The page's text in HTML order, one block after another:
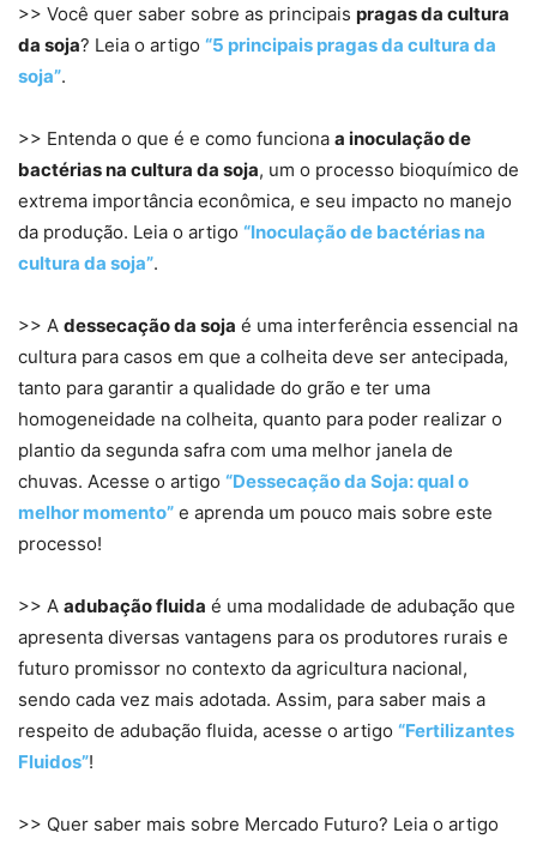
>> Você quer saber sobre as principais pragas da cultura
da soja? Leia o artigo “5 principais pragas da cultura da
soja”.
>> Entenda o que é e como funciona a inoculação de
bactérias na cultura da soja, um o processo bioquímico de
extrema importância econômica, e seu impacto no manejo
da produção. Leia o artigo “Inoculação de bactérias na
cultura da soja”.
>> A dessecação da soja é uma interferência essencial na
cultura para casos em que a colheita deve ser antecipada,
tanto para garantir a qualidade do grão e ter uma
homogeneidade na colheita, quanto para poder realizar o
plantio da segunda safra com uma melhor janela de
chuvas. Acesse o artigo “Dessecação da Soja: qual o
melhor momento” e aprenda um pouco mais sobre este
processo!
>> A adubação fluida é uma modalidade de adubação que
apresenta diversas vantagens para os produtores rurais e
futuro promissor no contexto da agricultura nacional,
sendo cada vez mais adotada. Assim, para saber mais a
respeito de adubação fluida, acesse o artigo “Fertilizantes
Fluidos”!
>> Quer saber mais sobre Mercado Futuro? Leia o artigo